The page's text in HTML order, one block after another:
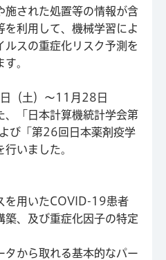
施された処置等の情報が含
を利用して、機械学習によ
ルスの重症化リスク予測を
。
（土）～11月28日
、「日本計算機統計学会第
び「第26回日本薬剤疫学
いました。
を用いたCOVID-19患者
築、及び重症化因子の特定
タから取れる基本的なパー